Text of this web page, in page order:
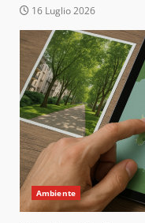
16 Luglio 2026
Ambiente